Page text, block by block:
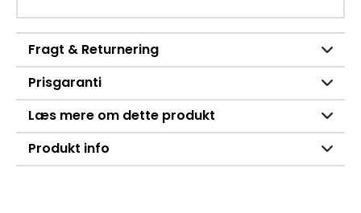
Fragt & Returnering
Prisgaranti
Læs mere om dette produkt
Produkt info